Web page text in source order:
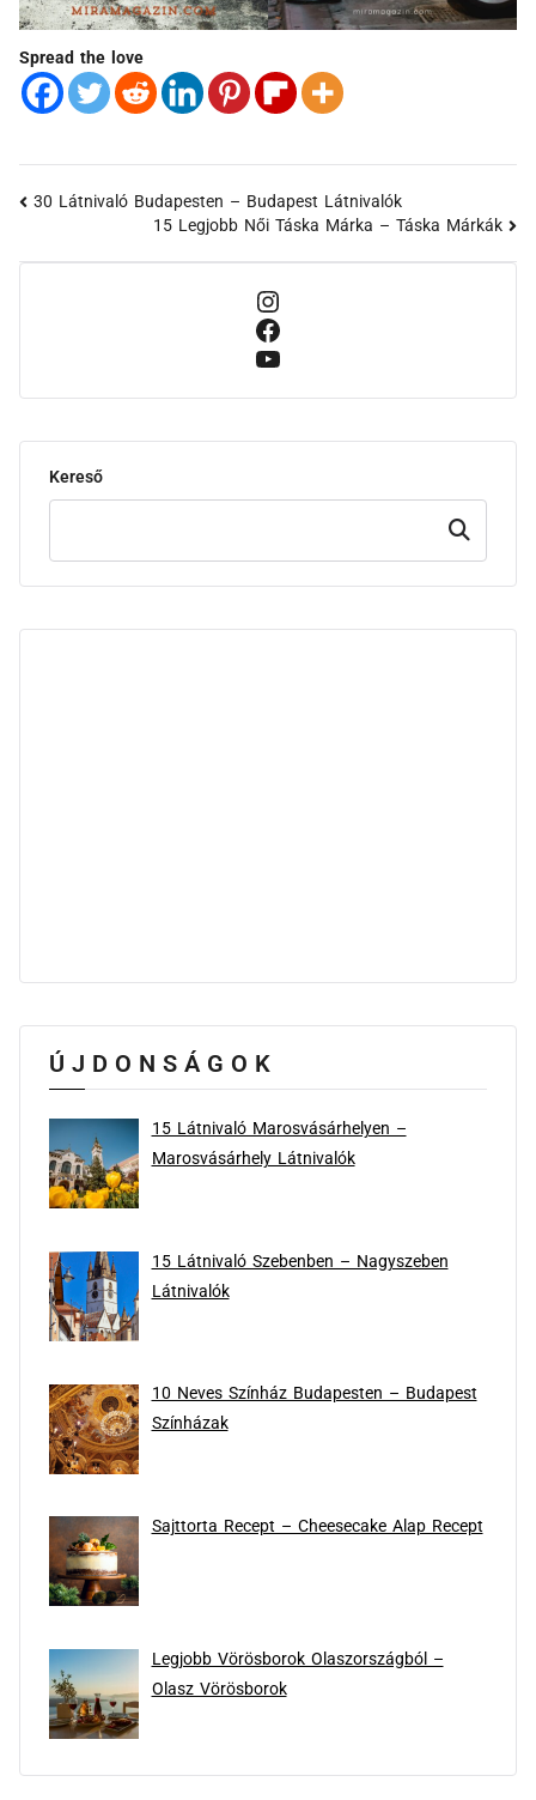
Spread the love
30 Látnivaló Budapesten – Budapest Látnivalók
15 Legjobb Női Táska Márka – Táska Márkák
Kereső
Keresd
ÚJDONSÁGOK
15 Látnivaló Marosvásárhelyen –
Marosvásárhely Látnivalók
15 Látnivaló Szebenben – Nagyszeben
Látnivalók
10 Neves Színház Budapesten – Budapest
Színházak
Sajttorta Recept – Cheesecake Alap Recept
Legjobb Vörösborok Olaszországból –
Olasz Vörösborok